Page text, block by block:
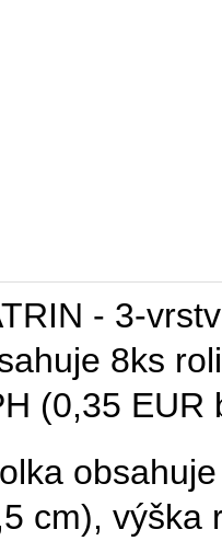
- 3-
8ks
(0,35 EUR
cm), výška